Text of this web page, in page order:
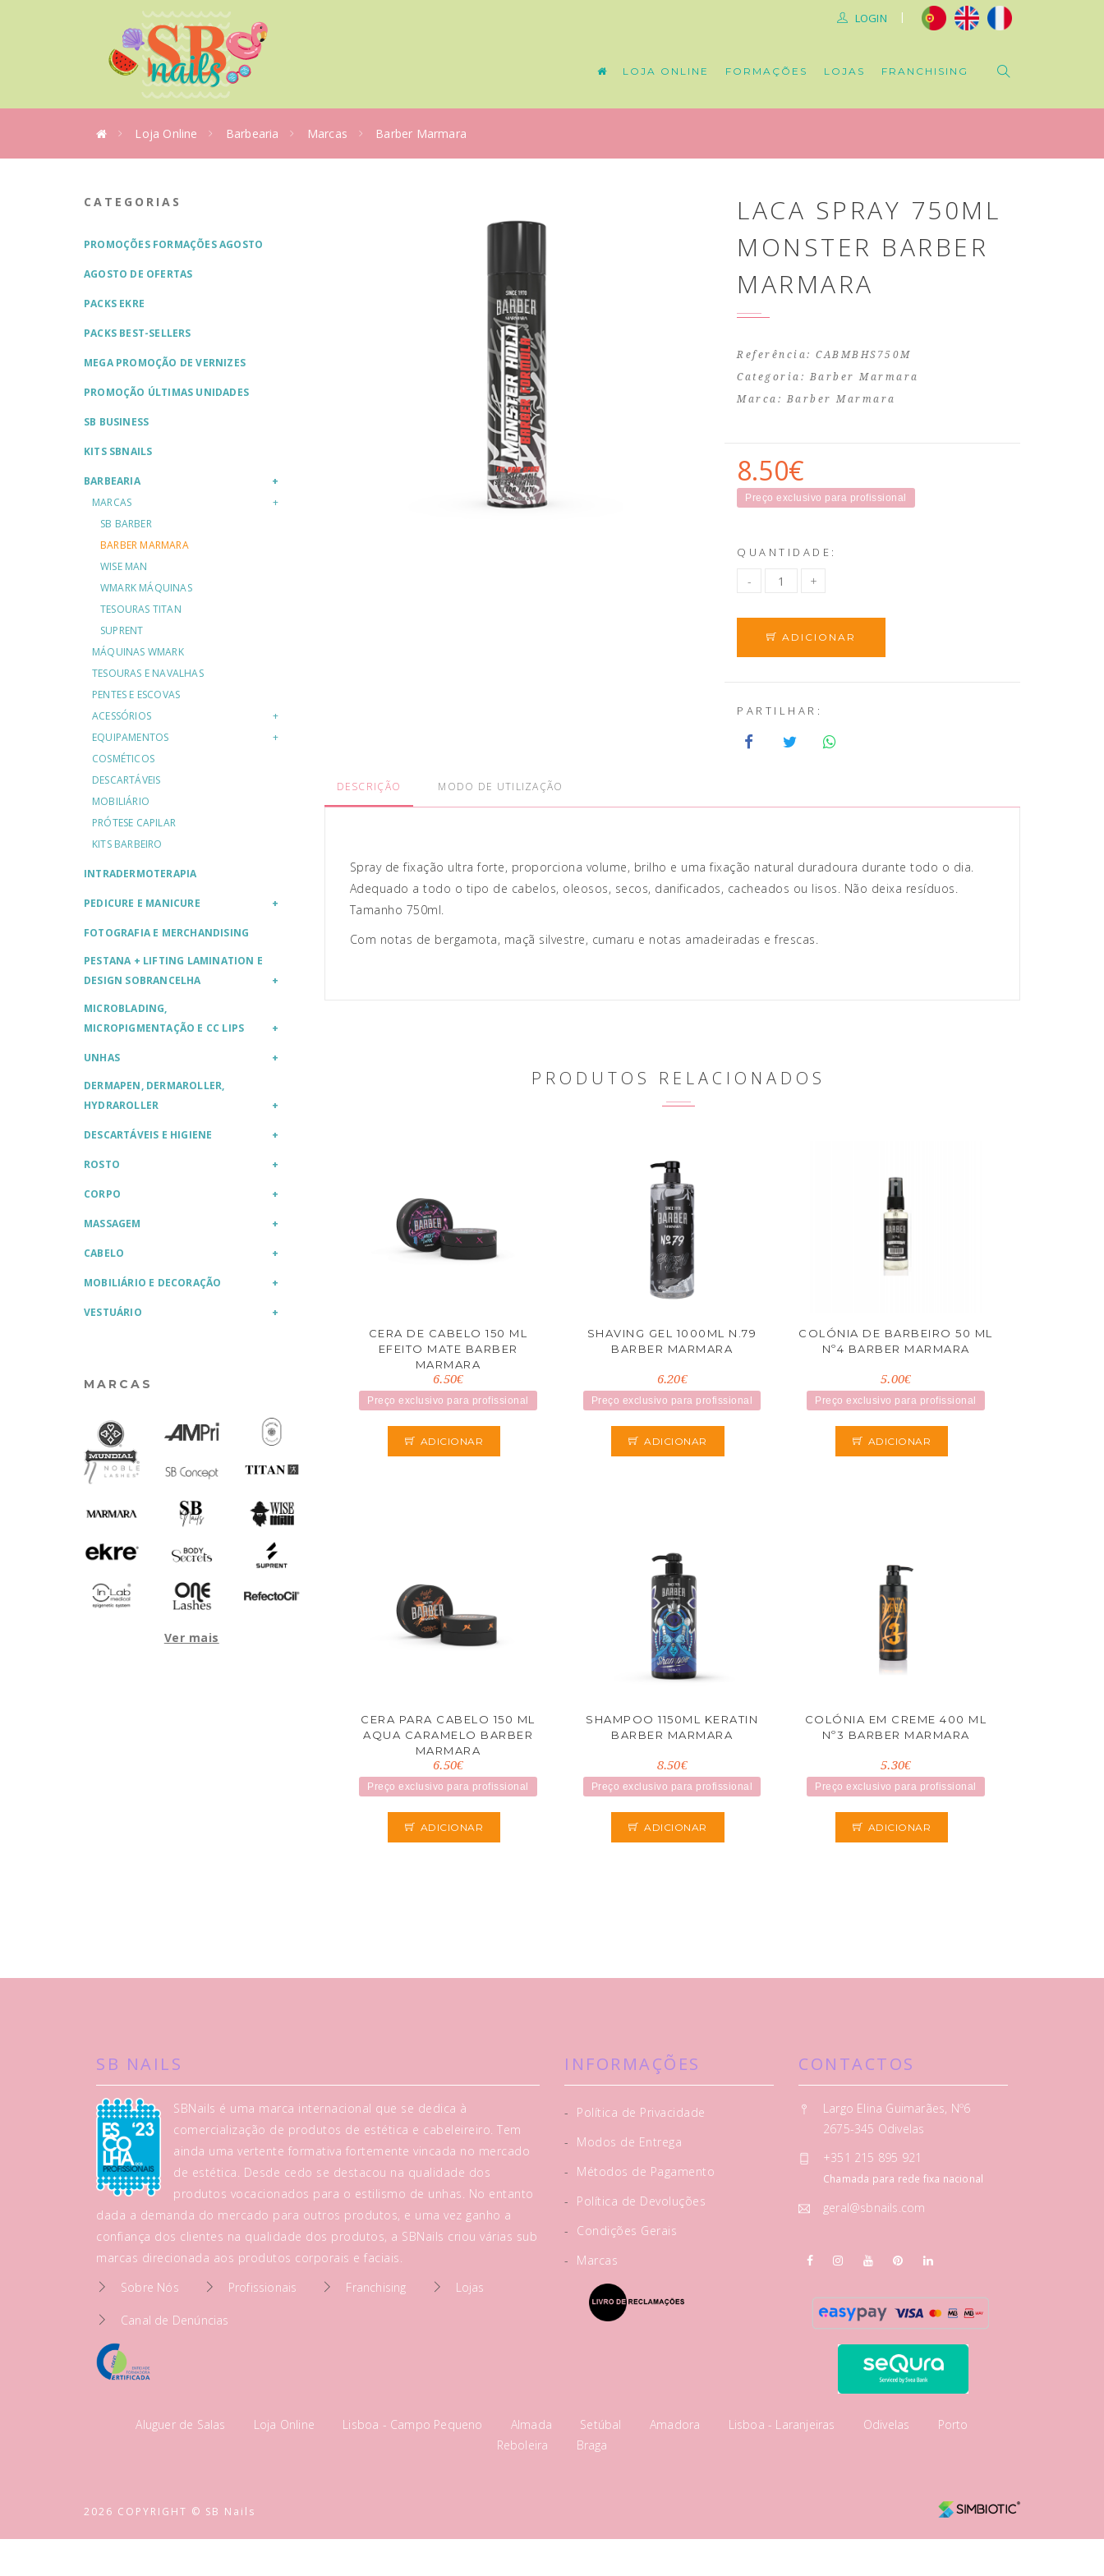
|
LOGIN
LOJA ONLINE FORMAÇÕES LOJAS FRANCHISING
Loja Online Barbearia Marcas Barber Marmara
CATEGORIAS
PROMOÇÕES FORMAÇÕES AGOSTO
AGOSTO DE OFERTAS
PACKS EKRE
PACKS BEST-SELLERS
MEGA PROMOÇÃO DE VERNIZES
PROMOÇÃO ÚLTIMAS UNIDADES
SB BUSINESS
KITS SBNAILS
BARBEARIA
MARCAS
SB BARBER
BARBER MARMARA
WISE MAN
WMARK MÁQUINAS
TESOURAS TITAN
SUPRENT
MÁQUINAS WMARK
TESOURAS E NAVALHAS
PENTES E ESCOVAS
ACESSÓRIOS
EQUIPAMENTOS
COSMÉTICOS
DESCARTÁVEIS
MOBILIÁRIO
PRÓTESE CAPILAR
KITS BARBEIRO
INTRADERMOTERAPIA
PEDICURE E MANICURE
FOTOGRAFIA E MERCHANDISING
PESTANA + LIFTING LAMINATION E
DESIGN SOBRANCELHA
MICROBLADING,
MICROPIGMENTAÇÃO E CC LIPS
UNHAS
DERMAPEN, DERMAROLLER,
HYDRAROLLER
DESCARTÁVEIS E HIGIENE
ROSTO
CORPO
MASSAGEM
CABELO
MOBILIÁRIO E DECORAÇÃO
VESTUÁRIO
MARCAS
Ver mais
LACA SPRAY 750ML
MONSTER BARBER
MARMARA
Referência: CABMBHS750M
Categoria: Barber Marmara
Marca: Barber Marmara
8.50€
Preço exclusivo para profissional
QUANTIDADE:
ADICIONAR
PARTILHAR:
DESCRIÇÃO MODO DE UTILIZAÇÃO
Spray de fixação ultra forte, proporciona volume, brilho e uma fixação natural duradoura durante todo o dia.
Adequado a todo o tipo de cabelos, oleosos, secos, danificados, cacheados ou lisos. Não deixa resíduos.
Tamanho 750ml.
Com notas de bergamota, maçã silvestre, cumaru e notas amadeiradas e frescas.
PRODUTOS RELACIONADOS
CERA DE CABELO 150 ML
EFEITO MATE BARBER
MARMARA
6.50€
Preço exclusivo para profissional
ADICIONAR
SHAVING GEL 1000ML N.79
BARBER MARMARA
6.20€
Preço exclusivo para profissional
ADICIONAR
COLÓNIA DE BARBEIRO 50 ML
Nº4 BARBER MARMARA
5.00€
Preço exclusivo para profissional
ADICIONAR
CERA PARA CABELO 150 ML
AQUA CARAMELO BARBER
MARMARA
6.50€
Preço exclusivo para profissional
ADICIONAR
SHAMPOO 1150ML KERATIN
BARBER MARMARA
8.50€
Preço exclusivo para profissional
ADICIONAR
COLÓNIA EM CREME 400 ML
Nº3 BARBER MARMARA
5.30€
Preço exclusivo para profissional
ADICIONAR
SB NAILS
SBNails é uma marca internacional que se dedica à
comercialização de produtos de estética e cabeleireiro. Tem
ainda uma vertente formativa fortemente vincada no mercado
de estética. Desde cedo se destacou na qualidade dos
produtos vocacionados para o estilismo de unhas. No entanto
dada a demanda do mercado para outros produtos, e uma vez ganho a
confiança dos clientes na qualidade dos produtos, a SBNails criou várias sub
marcas direcionada aos produtos corporais e faciais.
Sobre Nós
Profissionais Franchising Lojas
Canal de Denúncias
INFORMAÇÕES
-
Política de Privacidade
-
Modos de Entrega
-
Métodos de Pagamento
-
Política de Devoluções
-
Condições Gerais
-
Marcas
CONTACTOS
Largo Elina Guimarães, Nº6
2675-345 Odivelas
+351 215 895 921
Chamada para rede fixa nacional
geral@sbnails.com
Aluguer de Salas Loja Online Lisboa - Campo Pequeno Almada Setúbal Amadora Lisboa - Laranjeiras Odivelas
Porto
Reboleira
Braga
2026 COPYRIGHT © SB Nails